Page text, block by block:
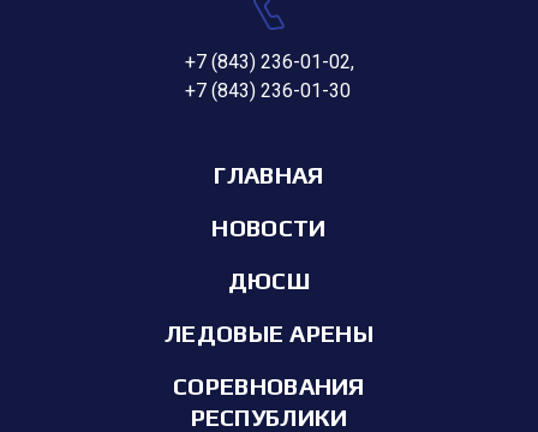
+7 (843) 236-01-02,
+7 (843) 236-01-30
ГЛАВНАЯ
НОВОСТИ
ДЮСШ
ЛЕДОВЫЕ АРЕНЫ
СОРЕВНОВАНИЯ
РЕСПУБЛИКИ